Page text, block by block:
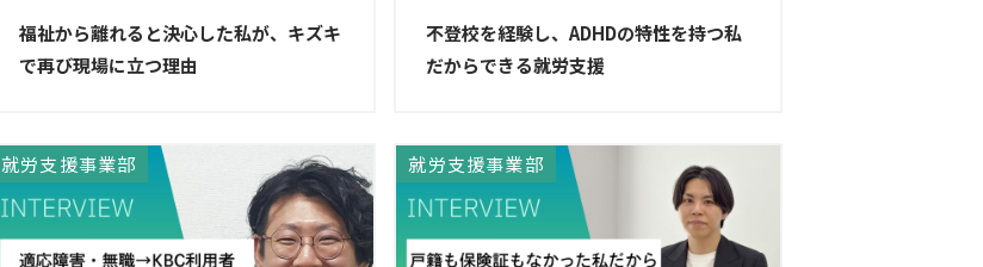
福祉から離れると決心した私が、キズキ
で再び現場に立つ理由
不登校を経験し、ADHDの特性を持つ私
だからできる就労支援
就労支援事業部 就労支援事業部